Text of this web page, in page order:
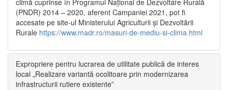
climă cuprinse în Programul Național de Dezvoltare Rurală
(PNDR) 2014 – 2020, aferent Campaniei 2021, pot fi
accesate pe site-ul Ministerului Agriculturii și Dezvoltării
Rurale https://www.madr.ro/masuri-de-mediu-si-clima.html
Expropriere pentru lucrarea de utilitate publică de interes
local „Realizare variantă ocolitoare prin modernizarea
infrastructurii rutiere existente”